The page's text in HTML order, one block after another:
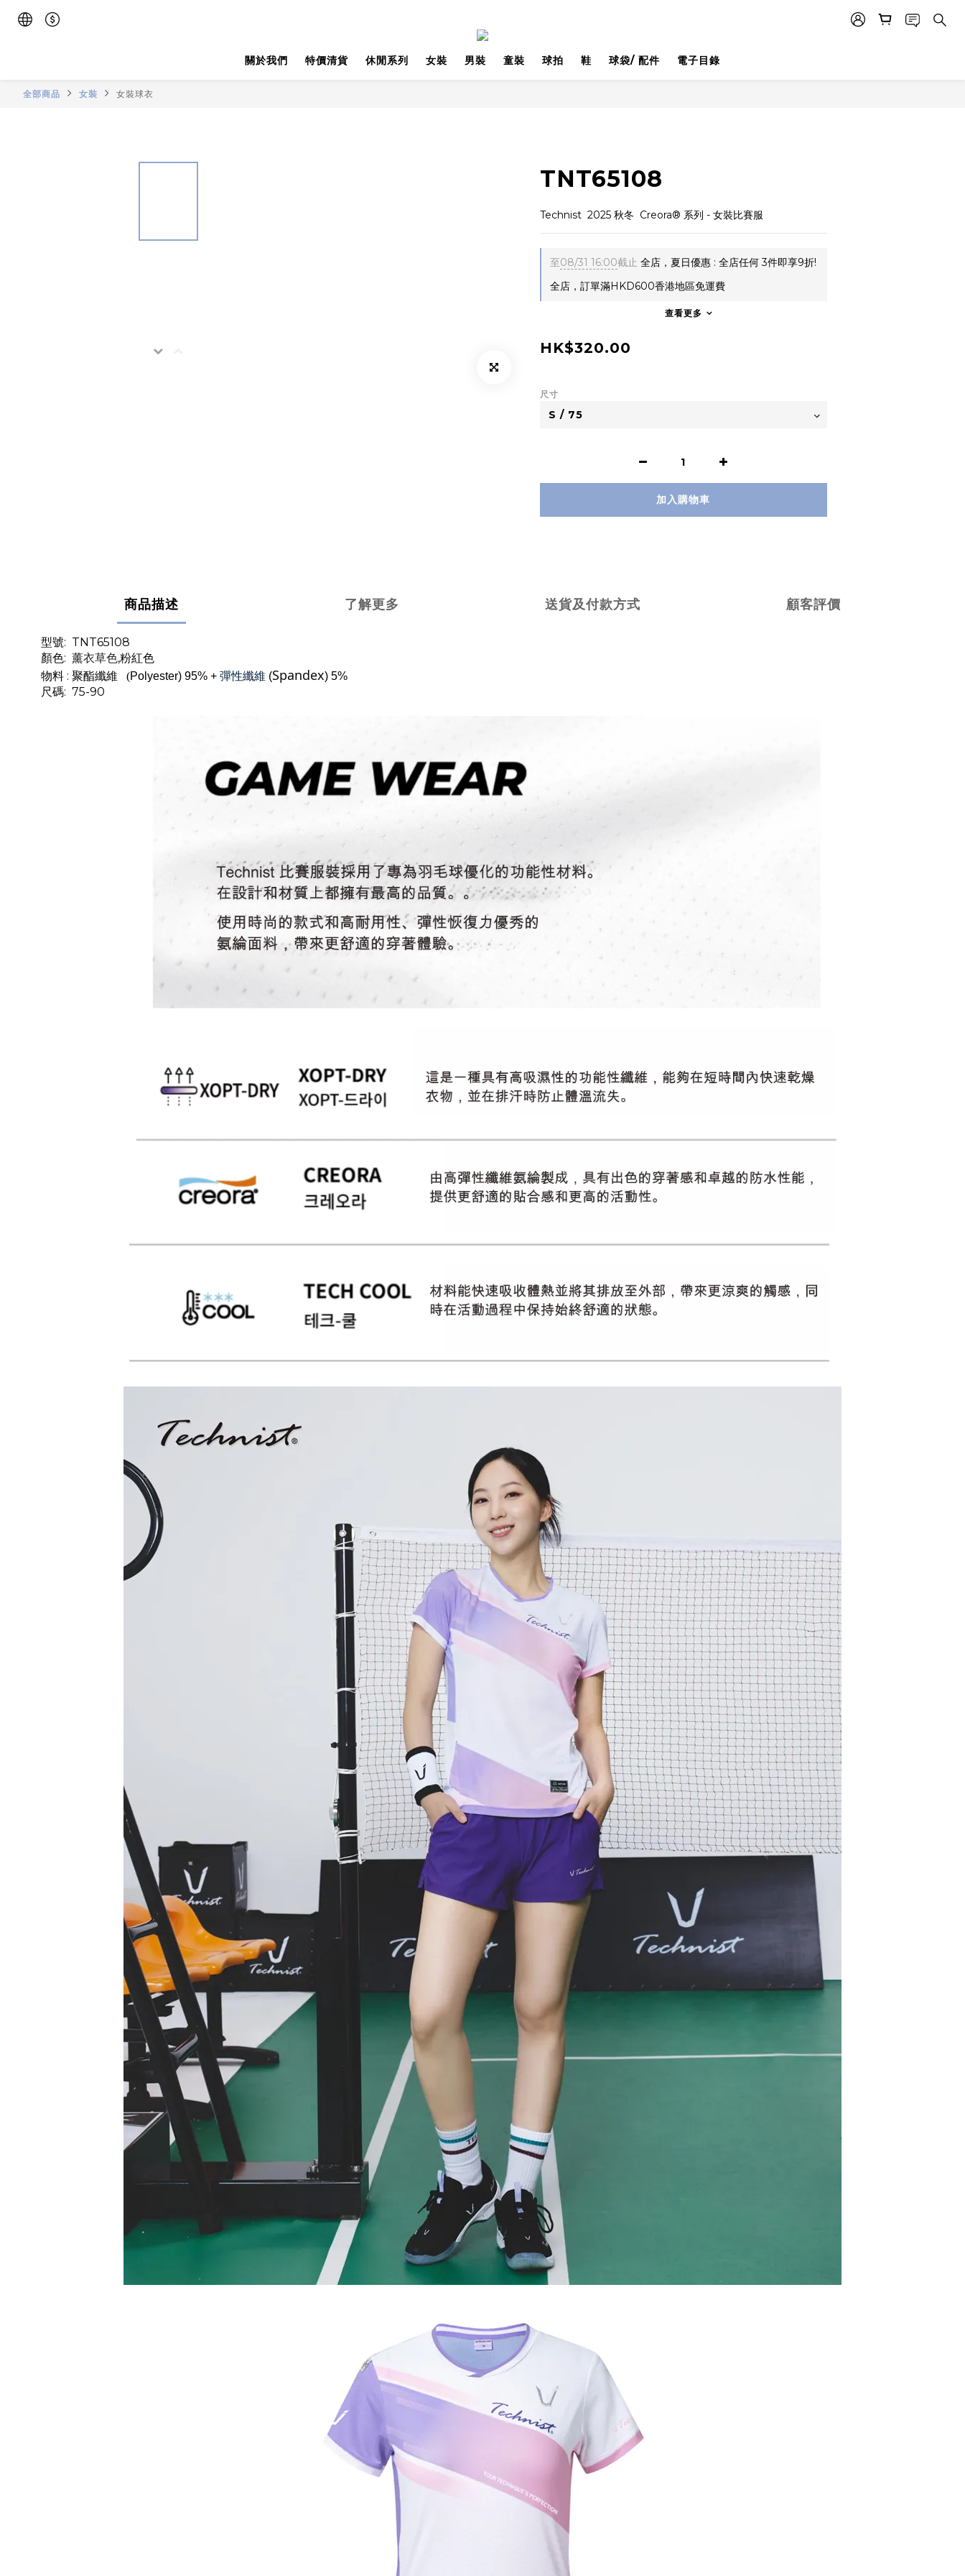
關於我們 特價清貨 休閒系列 女裝 男裝 童裝 球拍 鞋 球袋/ 配件 電子目錄
全部商品 女裝 女裝球衣
TNT65108
Technist  2025 秋冬  Creora® 系列 - 女裝比賽服
至08/31 16:00截止 全店，夏日優惠 : 全店任何 3件即享9折!
全店，訂單滿HKD600香港地區免運費
查看更多
HK$320.00
尺寸
加入購物車
商品描述 了解更多 送貨及付款方式 顧客評價
型號: TNT65108
顏色: 薰衣草色,粉紅色
物料 : 聚酯纖維 (Polyester) 95% + 彈性纖維 (Spandex) 5%
尺碼: 75-90